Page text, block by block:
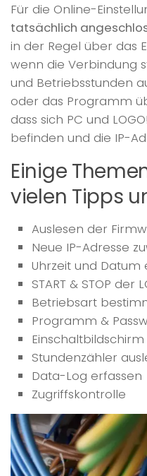
Für die Online-
tatsächlich
in der Regel über das
wenn die Verbindung
und Betriebsstunden
oder das Programm
dass sich PC und
befinden und die IP-
Einige
vielen Tipps
Auslesen der
Neue IP-Adresse
Uhrzeit und Datum
START & STOP der
Betriebsart
Programm &
Einschaltbildschirm
Stundenzähler
Data-Log erfassen
Zugriffskontrolle